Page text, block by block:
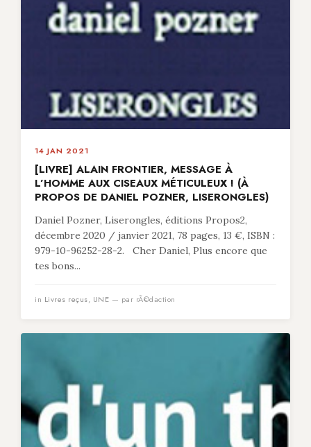
14 JAN 2021
[LIVRE] ALAIN FRONTIER, MESSAGE À
L’HOMME AUX CISEAUX MÉTICULEUX ! (À
PROPOS DE DANIEL POZNER, LISERONGLES)
Daniel Pozner, Liserongles, éditions Propos2,
décembre 2020 / janvier 2021, 78 pages, 13 €, ISBN :
979-10-96252-28-2. Cher Daniel, Plus encore que
tes bons...
in Livres reçus, UNE — par rÃ©daction